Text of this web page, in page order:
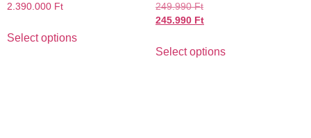
2.390.000 Ft
Select options
249.990Ft
245.990 Ft
Select options